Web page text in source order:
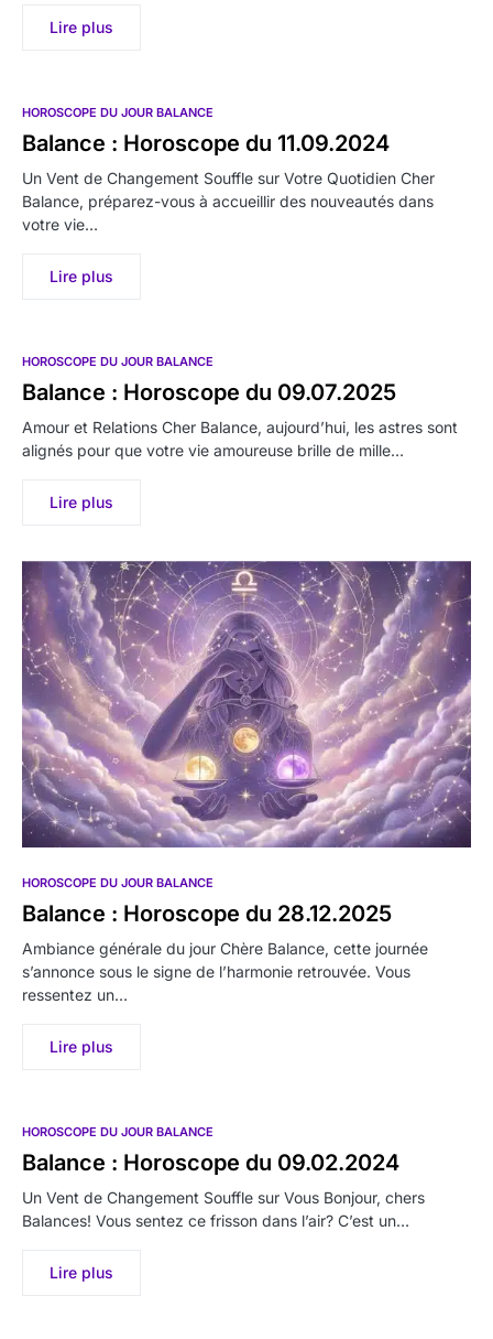
Lire plus
HOROSCOPE DU JOUR BALANCE
Balance : Horoscope du 11.09.2024
Un Vent de Changement Souffle sur Votre Quotidien Cher
Balance, préparez-vous à accueillir des nouveautés dans
votre vie…
Lire plus
HOROSCOPE DU JOUR BALANCE
Balance : Horoscope du 09.07.2025
Amour et Relations Cher Balance, aujourd’hui, les astres sont
alignés pour que votre vie amoureuse brille de mille…
Lire plus
HOROSCOPE DU JOUR BALANCE
Balance : Horoscope du 28.12.2025
Ambiance générale du jour Chère Balance, cette journée
s’annonce sous le signe de l’harmonie retrouvée. Vous
ressentez un…
Lire plus
HOROSCOPE DU JOUR BALANCE
Balance : Horoscope du 09.02.2024
Un Vent de Changement Souffle sur Vous Bonjour, chers
Balances! Vous sentez ce frisson dans l’air? C’est un…
Lire plus